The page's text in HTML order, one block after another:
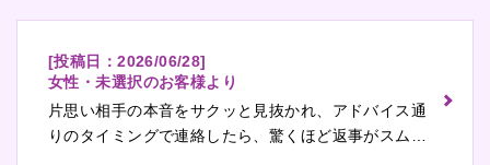
[投稿日：2026/06/28]
女性・未選択のお客様より
片思い相手の本音をサクッと見抜かれ、アドバイス通
りのタイミングで連絡したら、驚くほど返事がスムー